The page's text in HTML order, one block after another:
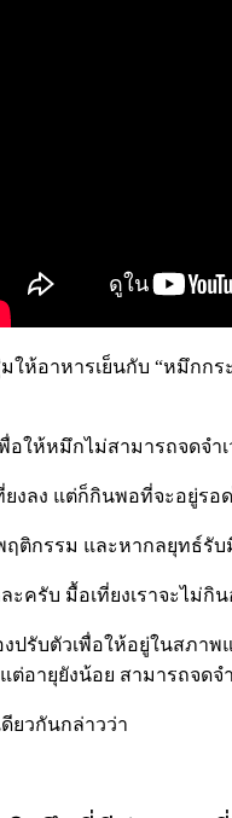
ให้อาหารเย็นกับ “หมึก
อให้หมึกไม่สามารถจดจำ
งลง แต่ก็กินพอที่จะอยู่ร
ติกรรม และหากลยุทธ์รับ
ครับ มื้อเที่ยงเราจะไม่
ปรับตัวเพื่อให้อยู่ในสภา
ต่อายุยังน้อย สามารถจ
ยวกันกล่าวว่า